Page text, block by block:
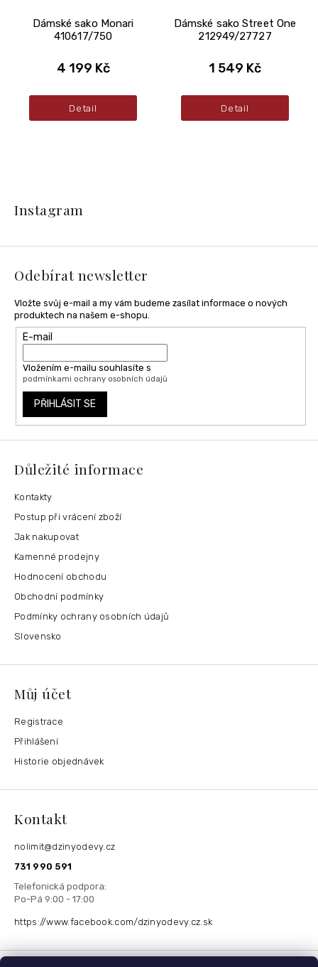
Dámské sako Monari
410617/750
4 199 Kč
Detail
Dámské sako Street One
212949/27727
1 549 Kč
Detail
t
Instagram
Odebírat newsletter
Vložte svůj e-mail a my vám budeme zasílat informace o nových
produktech na našem e-shopu.
E-mail
Vložením e-mailu souhlasíte s
podmínkami ochrany osobních údajů
PŘIHLÁSIT SE
Důležité informace
Kontakty
Postup při vrácení zboží
Jak nakupovat
Kamenné prodejny
Hodnocení obchodu
Obchodní podmínky
Podmínky ochrany osobních údajů
Slovensko
Můj účet
Registrace
Přihlášení
Historie objednávek
Kontakt
nolimit@dzinyodevy.cz
731 990 591
https://www.facebook.com/dzinyodevy.cz.sk